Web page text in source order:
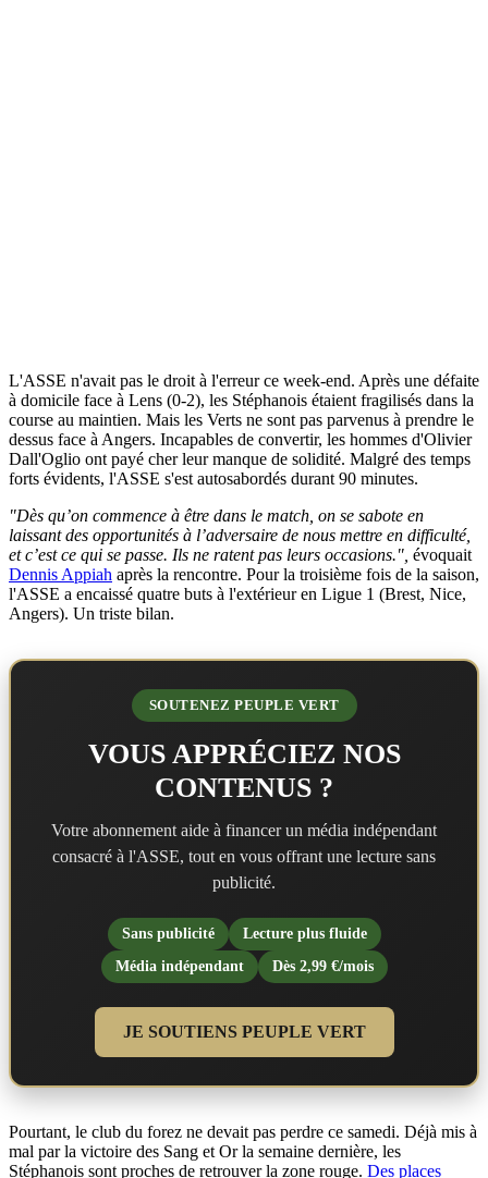
L'ASSE n'avait pas le droit à l'erreur ce week-end. Après une défaite
à domicile face à Lens (0-2), les Stéphanois étaient fragilisés dans la
course au maintien. Mais les Verts ne sont pas parvenus à prendre le
dessus face à Angers. Incapables de convertir, les hommes d'Olivier
Dall'Oglio ont payé cher leur manque de solidité. Malgré des temps
forts évidents, l'ASSE s'est autosabordés durant 90 minutes.
"Dès qu’on commence à être dans le match, on se sabote en
laissant des opportunités à l’adversaire de nous mettre en difficulté,
et c’est ce qui se passe. Ils ne ratent pas leurs occasions.", évoquait
Dennis Appiah après la rencontre. Pour la troisième fois de la saison,
l'ASSE a encaissé quatre buts à l'extérieur en Ligue 1 (Brest, Nice,
Angers). Un triste bilan.
SOUTENEZ PEUPLE VERT
VOUS APPRÉCIEZ NOS
CONTENUS ?
Votre abonnement aide à financer un média indépendant
consacré à l'ASSE, tout en vous offrant une lecture sans
publicité.
Sans publicité
Lecture plus fluide
Média indépendant
Dès 2,99 €/mois
JE SOUTIENS PEUPLE VERT
Pourtant, le club du forez ne devait pas perdre ce samedi. Déjà mis à
mal par la victoire des Sang et Or la semaine dernière, les
Stéphanois sont proches de retrouver la zone rouge. Des places